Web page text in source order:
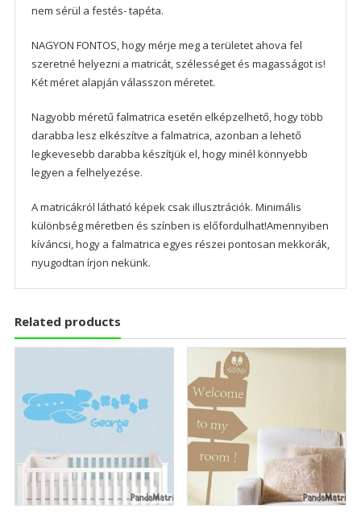
nem sérül a festés- tapéta.
NAGYON FONTOS, hogy mérje meg a területet ahova fel
szeretné helyezni a matricát, szélességet és magasságot is!
Két méret alapján válasszon méretet.
Nagyobb méretű falmatrica esetén elképzelhető, hogy több
darabba lesz elkészítve a falmatrica, azonban a lehető
legkevesebb darabba készítjük el, hogy minél könnyebb
legyen a felhelyezése.
A matricákról látható képek csak illusztrációk. Minimális
különbség méretben és színben is előfordulhat!Amennyiben
kíváncsi, hogy a falmatrica egyes részei pontosan mekkorák,
nyugodtan írjon nekünk.
Related products